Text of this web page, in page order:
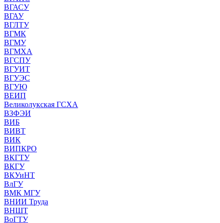
ВГАСУ
ВГАУ
ВГЛТУ
ВГМК
ВГМУ
ВГМХА
ВГСПУ
ВГУИТ
ВГУЭС
ВГУЮ
ВЕИП
Великолукская ГСХА
ВЗФЭИ
ВИБ
ВИВТ
ВИК
ВИПКРО
ВКГТУ
ВКГУ
ВКУиНТ
ВлГУ
ВМК МГУ
ВНИИ Труда
ВНШТ
ВоГТУ